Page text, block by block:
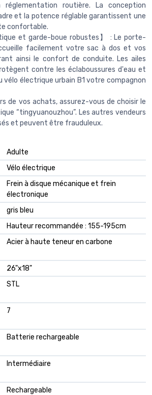
réglementation routière. La conception
et la potence réglable garantissent une
confortable.
et garde-boue robustes】 : Le porte-
facilement votre sac à dos et vos
ainsi le confort de conduite. Les ailes
contre les éclaboussures d'eau et
vélo électrique urbain B1 votre compagnon
de vos achats, assurez-vous de choisir le
“tingyuanouzhou”. Les autres vendeurs
et peuvent être frauduleux.
‎Adulte
‎Vélo électrique
‎Frein à disque mécanique et frein
électronique
‎gris bleu
‎Hauteur recommandée : 155-195cm
‎Acier à haute teneur en carbone
‎26"x18"
‎STL
‎7
‎Batterie rechargeable
‎Intermédiaire
‎Rechargeable